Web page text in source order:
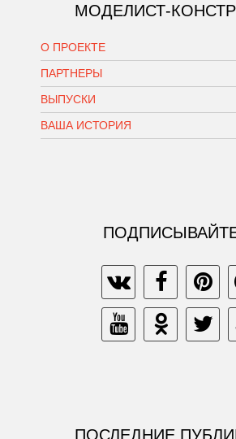
МОДЕЛИСТ-
О ПРОЕКТЕ
ПАРТНЕРЫ
ВЫПУСКИ
ВАША ИСТОРИЯ
ПОСЛЕДНИЕ